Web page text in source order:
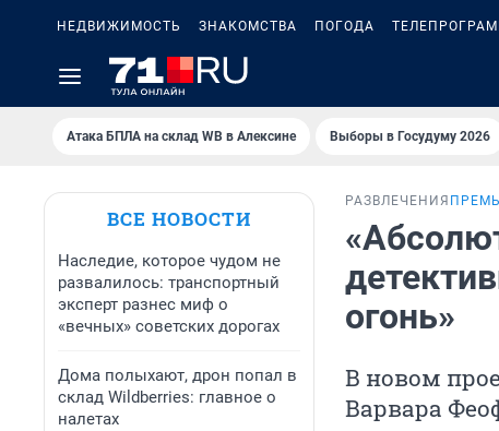
НЕДВИЖИМОСТЬ ЗНАКОМСТВА ПОГОДА
Атака БПЛА на склад WB в Алексине Выборы в Госудуму 2026
ВСЕ НОВОСТИ
Наследие, которое чудом не
развалилось: транспортный
эксперт разнес миф о
«вечных» советских дорогах
Дома полыхают, дрон попал в
склад Wildberries: главное о
налетах
РАЗВЛЕЧЕНИЯ
огонь»
В новом
Варвара